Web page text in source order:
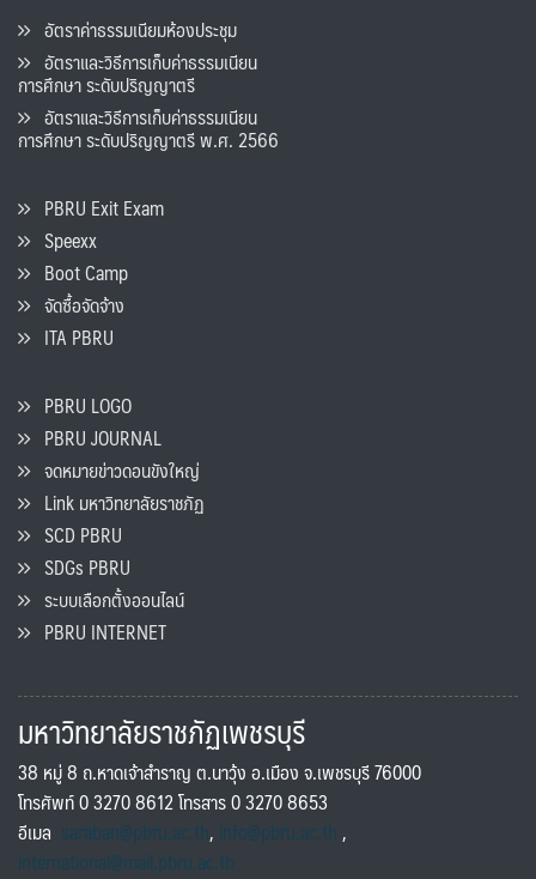
อัตราค่าธรรมเนียมห้องประชุม
อัตราและวิธีการเก็บค่าธรรมเนียน
การศึกษา ระดับปริญญาตรี
อัตราและวิธีการเก็บค่าธรรมเนียน
การศึกษา ระดับปริญญาตรี พ.ศ. 2566
PBRU Exit Exam
Speexx
Boot Camp
จัดซื้อจัดจ้าง
ITA PBRU
PBRU LOGO
PBRU JOURNAL
จดหมายข่าวดอนขังใหญ่
Link มหาวิทยาลัยราชภัฏ
SCD PBRU
SDGs PBRU
ระบบเลือกตั้งออนไลน์
PBRU INTERNET
มหาวิทยาลัยราชภัฏเพชรบุรี
38 หมู่ 8 ถ.หาดเจ้าสำราญ ต.นาวุ้ง อ.เมือง จ.เพชรบุรี 76000
โทรศัพท์ 0 3270 8612 โทรสาร 0 3270 8653
อีเมล saraban@pbru.ac.th, info@pbru.ac.th,
international@mail.pbru.ac.th